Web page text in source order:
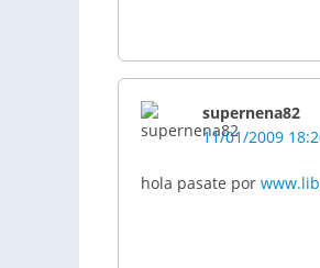
supernena82
11/01/2009
hola pasate por